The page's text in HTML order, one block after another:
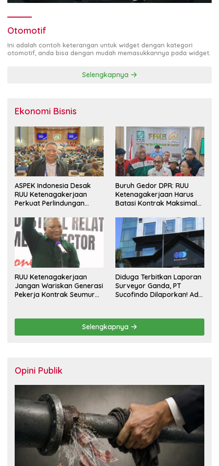
Otomotif
Ini adalah contoh keterangan untuk widget dengan kategori
otomotif, anda bisa dengan mudah memasukkannya pada widget.
Selengkapnya
Ekonomi Bisnis
ASPEK Indonesia Desak
RUU Ketenagakerjaan
Perkuat Perlindungan
Pesangon
Buruh Gedor DPR: RUU
Ketenagakerjaan Harus
Batasi Kontrak Maksimal
Berbasis KHL
RUU Ketenagakerjaan
Jangan Wariskan Generasi
Pekerja Kontrak Seumur
Diduga Terbitkan Laporan
Surveyor Ganda, PT
Sucofindo Dilaporkan! Ada
Selengkapnya
Opini Publik